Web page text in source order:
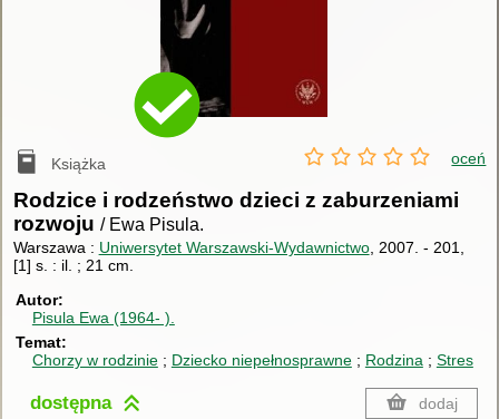
Książka oceń
Rodzice i rodzeństwo dzieci z zaburzeniami
rozwoju / Ewa Pisula.
Warszawa : Uniwersytet Warszawski-Wydawnictwo, 2007. - 201,
[1] s. : il. ; 21 cm.
Autor
Pisula Ewa (1964- ).
Temat
Chorzy w rodzinie
Dziecko niepełnosprawne Rodzina Stres
dostępna dodaj